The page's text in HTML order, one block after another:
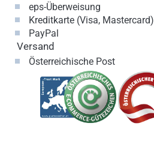
eps-Überweisung
Kreditkarte (Visa, Mastercard)
PayPal
Versand
Österreichische Post